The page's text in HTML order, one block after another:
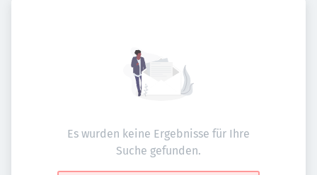
Es wurden keine Ergebnisse für Ihre
Suche gefunden.